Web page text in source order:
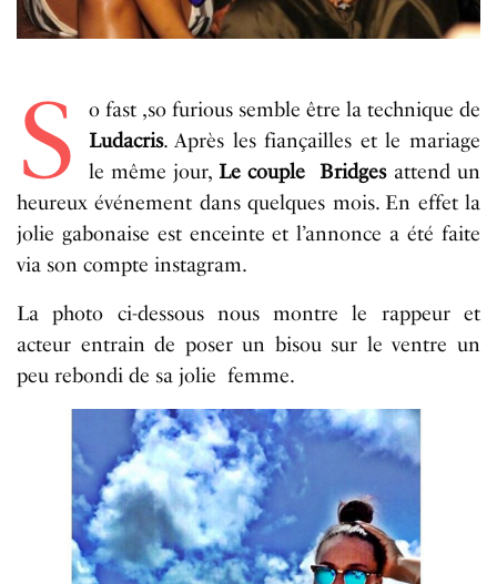
S
o fast ,so furious semble être la technique de
Ludacris. Après les fiançailles et le mariage
le même jour, Le couple Bridgesattend un
heureux événement dans quelques mois. En effet la
jolie gabonaise est enceinte et l’annonce a été faite
via son compte instagram.
La photo ci-dessous nous montre le rappeur et
acteur entrain de poser un bisou sur le ventre un
peu rebondi de sa jolie femme.